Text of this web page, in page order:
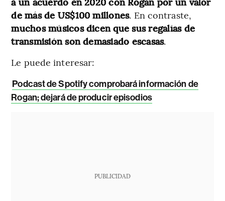
de más de US$100 millones. En contraste,
muchos músicos dicen que sus regalías de
transmisión son demasiado escasas.
Le puede interesar:
Podcast de Spotify comprobará información de
Rogan; dejará de producir episodios
PUBLICIDAD